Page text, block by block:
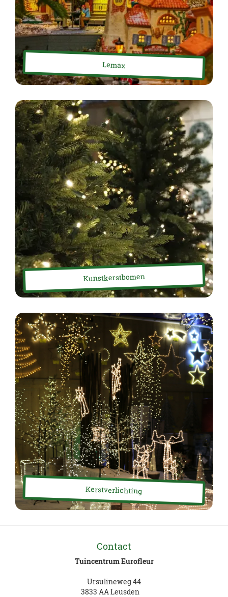
Lemax
Kunstkerstbomen
Kerstverlichting
Contact
Tuincentrum Eurofleur
Ursulineweg 44
3833 AA Leusden